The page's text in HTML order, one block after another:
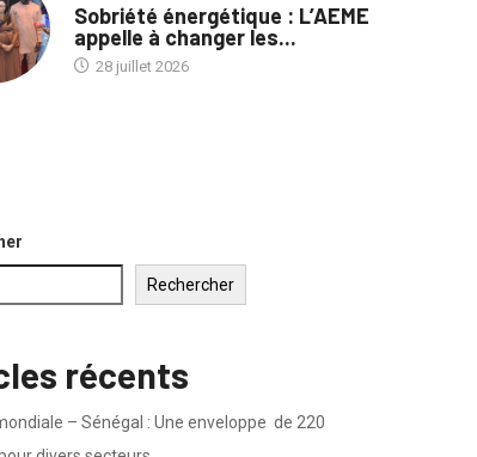
Sobriété énergétique : L’AEME
appelle à changer les...
28 juillet 2026
Rechercher
récents
– Sénégal : Une enveloppe de 220